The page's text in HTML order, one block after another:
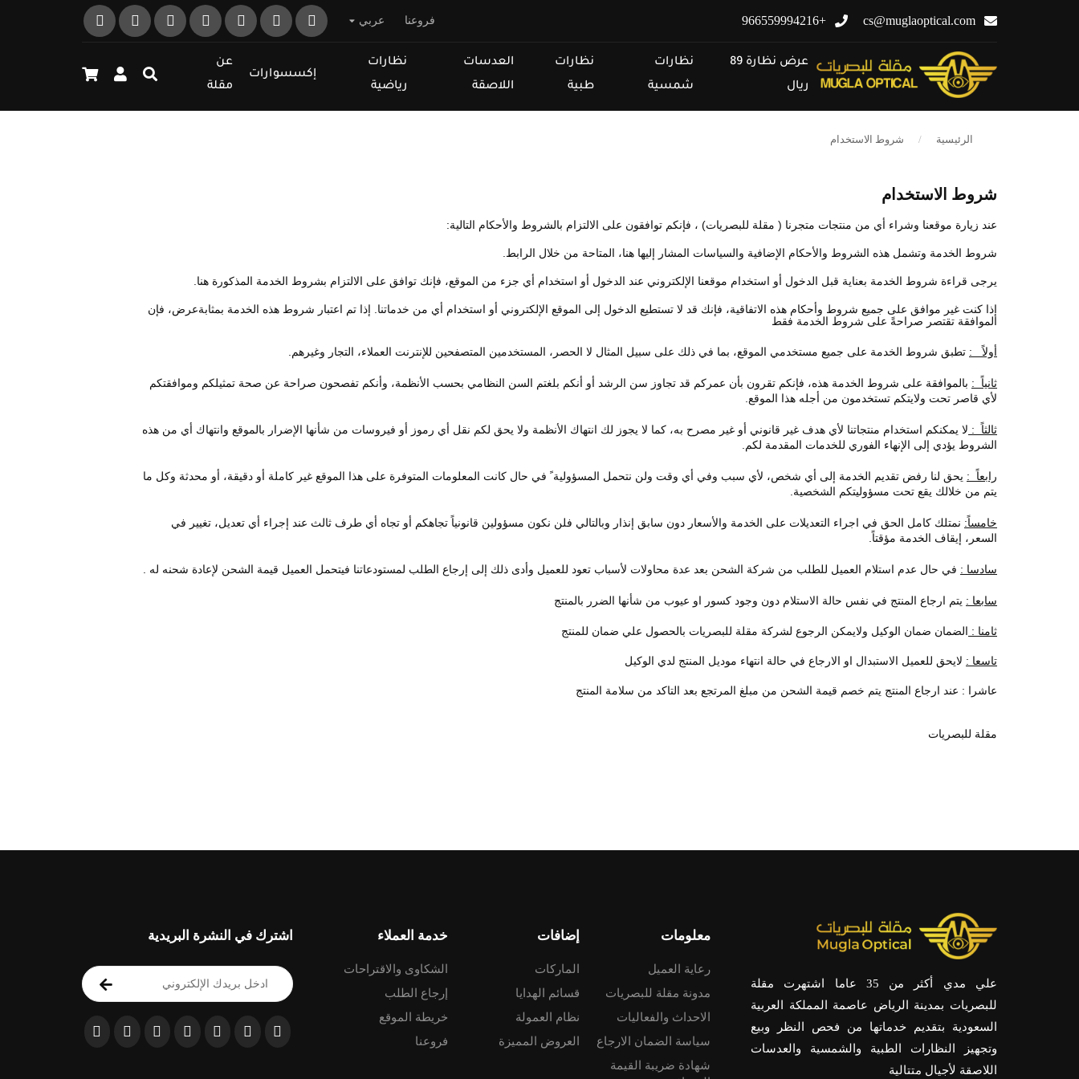
cs@muglaoptical.com
+966559994216 فروعنا عربي
عرض نظارة 89
ريال
نظارات
شمسية
نظارات
طبية
العدسات
اللاصقة
نظارات
رياضية
إكسسوارات
عن
مقلة
الرئيسية شروط الاستخدام
شروط الاستخدام
عند زيارة موقعنا وشراء أي من منتجات متجرنا ( مقلة للبصريات) ، فإنكم توافقون على الالتزام بالشروط والأحكام التالية:
شروط الخدمة وتشمل هذه الشروط والأحكام الإضافية والسياسات المشار إليها هنا، المتاحة من خلال الرابط.
يرجى قراءة شروط الخدمة بعناية قبل الدخول أو استخدام موقعنا الإلكتروني عند الدخول أو استخدام أي جزء من الموقع، فإنك توافق على الالتزام بشروط الخدمة المذكورة هنا.
إذا كنت غير موافق على جميع شروط وأحكام هذه الاتفاقية، فإنك قد لا تستطيع الدخول إلى الموقع الإلكتروني أو استخدام أي من خدماتنا. إذا تم اعتبار شروط هذه الخدمة بمثابةعرض، فإن
الموافقة تقتصر صراحةً على شروط الخدمة فقط
أولاً : تطبق شروط الخدمة على جميع مستخدمي الموقع، بما في ذلك على سبيل المثال لا الحصر، المستخدمين المتصفحين للإنترنت العملاء، التجار وغيرهم.
ثانياً : بالموافقة على شروط الخدمة هذه، فإنكم تقرون بأن عمركم قد تجاوز سن الرشد أو أنكم بلغتم السن النظامي بحسب الأنظمة، وأنكم تفصحون صراحة عن صحة تمثيلكم وموافقتكم
لأي قاصر تحت ولايتكم تستخدمون من أجله هذا الموقع.
ثالثاً : لا يمكنكم استخدام منتجاتنا لأي هدف غير قانوني أو غير مصرح به، كما لا يجوز لك انتهاك الأنظمة ولا يحق لكم نقل أي رموز أو فيروسات من شأنها الإضرار بالموقع وانتهاك أي من هذه
الشروط يؤدي إلى الإنهاء الفوري للخدمات المقدمة لكم.
رابعاً : يحق لنا رفض تقديم الخدمة إلى أي شخص، لأي سبب وفي أي وقت ولن نتحمل المسؤولية ً في حال كانت المعلومات المتوفرة على هذا الموقع غير كاملة أو دقيقة، أو محدثة وكل ما
يتم من خلالك يقع تحت مسؤوليتكم الشخصية.
خامساً: نمتلك كامل الحق في اجراء التعديلات على الخدمة والأسعار دون سابق إنذار وبالتالي فلن نكون مسؤولين قانونياً تجاهكم أو تجاه أي طرف ثالث عند إجراء أي تعديل، تغيير في
السعر، إيقاف الخدمة مؤقتاً.
سادسا : في حال عدم استلام العميل للطلب من شركة الشحن بعد عدة محاولات لأسباب تعود للعميل وأدى ذلك إلى إرجاع الطلب لمستودعاتنا فيتحمل العميل قيمة الشحن لإعادة شحنه له .
سابعا : يتم ارجاع المنتج في نفس حالة الاستلام دون وجود كسور او عيوب من شأنها الضرر بالمنتج
ثامنا : الضمان ضمان الوكيل ولايمكن الرجوع لشركة مقلة للبصريات بالحصول علي ضمان للمنتج
تاسعا : لايحق للعميل الاستبدال او الارجاع في حالة انتهاء موديل المنتج لدي الوكيل
عاشرا : عند ارجاع المنتج يتم خصم قيمة الشحن من مبلغ المرتجع بعد التاكد من سلامة المنتج
مقلة للبصريات
علي مدي أكثر من 35 عاما اشتهرت مقلة
للبصريات بمدينة الرياض عاصمة المملكة العربية
السعودية بتقديم خدماتها من فحص النظر وبيع
وتجهيز النظارات الطبية والشمسية والعدسات
اللاصقة لأجيال متتالية
معلومات
رعاية العميل
مدونة مقلة للبصريات
الاحداث والفعاليات
سياسة الضمان الارجاع
شهادة ضريبة القيمة
إضافات
الماركات
قسائم الهدايا
نظام العمولة
العروض المميزة
خدمة العملاء
الشكاوى والاقتراحات
إرجاع الطلب
خريطة الموقع
فروعنا
اشترك في النشرة البريدية